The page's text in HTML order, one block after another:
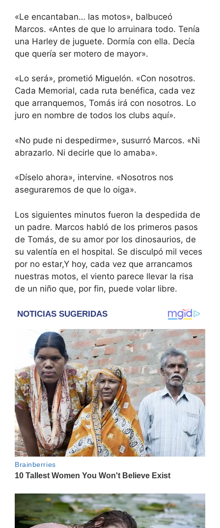
«Le encantaban… las motos», balbuceó
Marcos. «Antes de que lo arruinara todo. Tenía
una Harley de juguete. Dormía con ella. Decía
que quería ser motero de mayor».
«Lo será», prometió Miguelón. «Con nosotros.
Cada Memorial, cada ruta benéfica, cada vez
que arranquemos, Tomás irá con nosotros. Lo
juro en nombre de todos los clubs aquí».
«No pude ni despedirme», susurró Marcos. «Ni
abrazarlo. Ni decirle que lo amaba».
«Díselo ahora», intervine. «Nosotros nos
aseguraremos de que lo oiga».
Los siguientes minutos fueron la despedida de
un padre. Marcos habló de los primeros pasos
de Tomás, de su amor por los dinosaurios, de
su valentía en el hospital. Se disculpó mil veces
por no estar,Y hoy, cada vez que arrancamos
nuestras motos, el viento parece llevar la risa
de un niño que, por fin, puede volar libre.